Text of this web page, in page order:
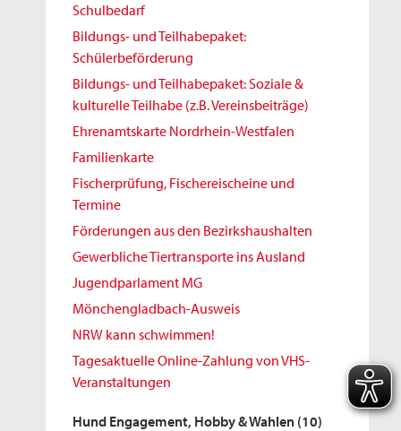
Schulbedarf
Bildungs- und Teilhabepaket:
Schülerbeförderung
Bildungs- und Teilhabepaket: Soziale &
kulturelle Teilhabe (z.B. Vereinsbeiträge)
Ehrenamtskarte Nordrhein-Westfalen
Familienkarte
Fischerprüfung, Fischereischeine und
Termine
Förderungen aus den Bezirkshaushalten
Gewerbliche Tiertransporte ins Ausland
Jugendparlament MG
Mönchengladbach-Ausweis
NRW kann schwimmen!
Tagesaktuelle Online-Zahlung von VHS-
Veranstaltungen
Hund Engagement, Hobby & Wahlen (10)